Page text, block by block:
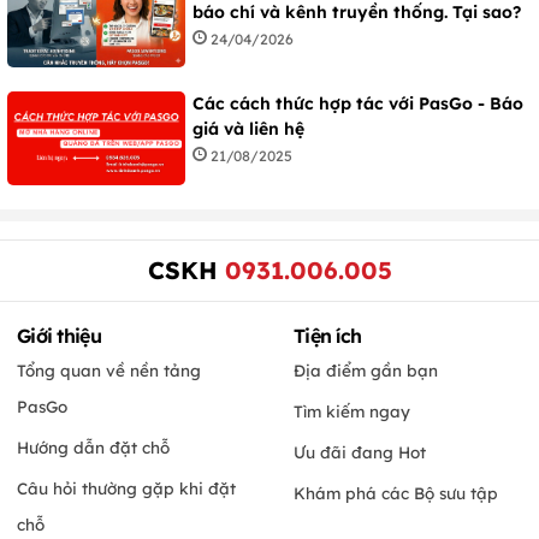
báo chí và kênh truyền thống. Tại sao?
24/04/2026
Các cách thức hợp tác với PasGo - Báo
giá và liên hệ
21/08/2025
CSKH 0931.006.005
Giới thiệu
Tổng quan về nền tảng
PasGo
Hướng dẫn đặt chỗ
Câu hỏi thường gặp khi đặt
chỗ
Tiện ích
Địa điểm gần bạn
Tìm kiếm ngay
Ưu đãi đang Hot
Khám phá các Bộ sưu tập